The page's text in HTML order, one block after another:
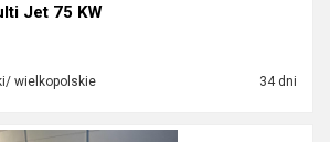
Jet 75 KW
wielkopolskie 34 dni